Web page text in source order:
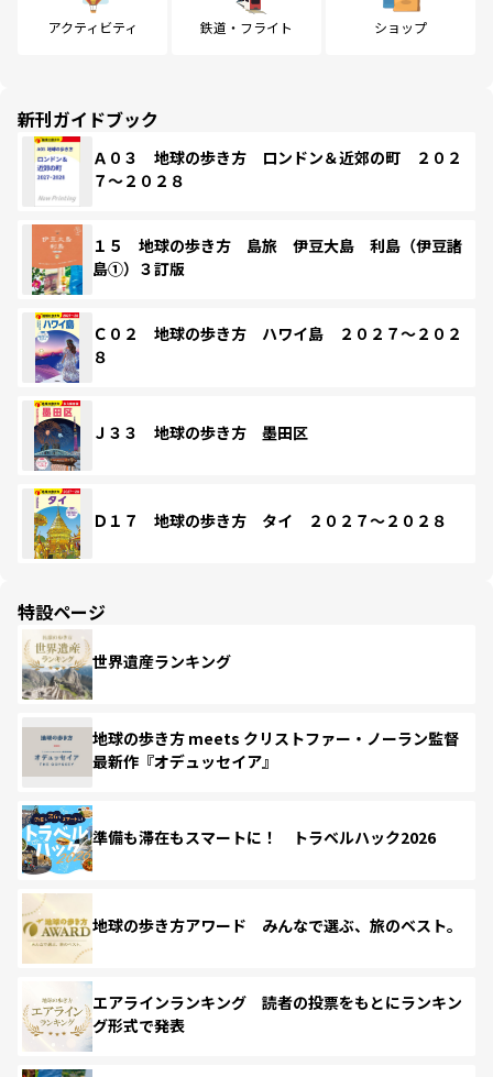
アクティビティ 鉄道・フライト ショップ
新刊ガイドブック
Ａ０３ 地球の歩き方 ロンドン＆近郊の町 ２０２
７～２０２８
１５ 地球の歩き方 島旅 伊豆大島 利島（伊豆諸
島①）３訂版
Ｃ０２ 地球の歩き方 ハワイ島 ２０２７～２０２
８
Ｊ３３ 地球の歩き方 墨田区
Ｄ１７ 地球の歩き方 タイ ２０２７～２０２８
特設ページ
世界遺産ランキング
地球の歩き方 meets クリストファー・ノーラン監督
最新作『オデュッセイア』
準備も滞在もスマートに！ トラベルハック2026
地球の歩き方アワード みんなで選ぶ、旅のベスト。
エアラインランキング 読者の投票をもとにランキン
グ形式で発表